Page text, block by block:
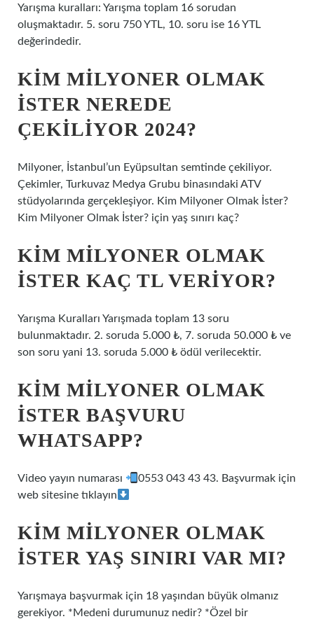
Yarışma kuralları: Yarışma toplam 16 sorudan
oluşmaktadır. 5. soru 750 YTL, 10. soru ise 16 YTL
değerindedir.
KIM MILYONER OLMAK
İSTER NEREDE
ÇEKILIYOR 2024?
Milyoner, İstanbul’un Eyüpsultan semtinde çekiliyor.
Çekimler, Turkuvaz Medya Grubu binasındaki ATV
stüdyolarında gerçekleşiyor. Kim Milyoner Olmak İster?
Kim Milyoner Olmak İster? için yaş sınırı kaç?
KIM MILYONER OLMAK
İSTER KAÇ TL VERIYOR?
Yarışma Kuralları Yarışmada toplam 13 soru
bulunmaktadır. 2. soruda 5.000 ₺, 7. soruda 50.000 ₺ ve
son soru yani 13. soruda 5.000 ₺ ödül verilecektir.
KIM MILYONER OLMAK
İSTER BAŞVURU
WHATSAPP?
Video yayın numarası
0553 043 43 43. Başvurmak için
web sitesine tıklayın
KIM MILYONER OLMAK
İSTER YAŞ SINIRI VAR MI?
Yarışmaya başvurmak için 18 yaşından büyük olmanız
gerekiyor. *Medeni durumunuz nedir? *Özel bir